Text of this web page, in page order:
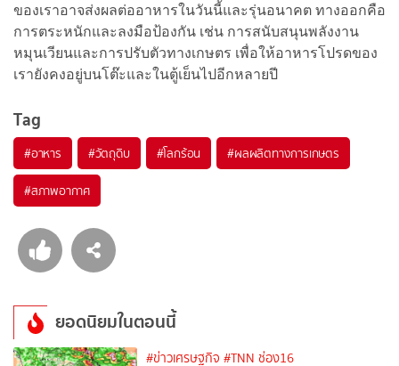
ของเราอาจส่งผลต่ออาหารในวันนี้และรุ่นอนาคต ทางออกคือ
การตระหนักและลงมือป้องกัน เช่น การสนับสนุนพลังงาน
หมุนเวียนและการปรับตัวทางเกษตร เพื่อให้อาหารโปรดของ
เรายังคงอยู่บนโต๊ะและในตู้เย็นไปอีกหลายปี
Tag
#อาหาร #วัตถุดิบ #โลกร้อน #ผลผลิตทางการเกษตร
#สภาพอากาศ
ยอดนิยมในตอนนี้
#ข่าวเศรษฐกิจ #TNN ช่อง16